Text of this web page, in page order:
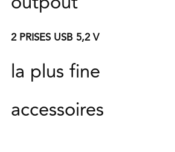
2 PRISES USB 5,2 V
la plus fine
accessoires